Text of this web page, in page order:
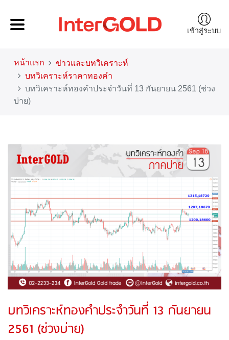
เข้าสู่ระบบ
หน้าแรก
ข่าวและบทวิเคราะห์
บทวิเคราะห์ราคาทองคำ
บทวิเคราะห์ทองคำประจำวันที่ 13 กันยายน 2561 (ช่วง
บ่าย)
บทวิเคราะห์ทองคำประจำวันที่ 13 กันยายน
2561 (ช่วงบ่าย)